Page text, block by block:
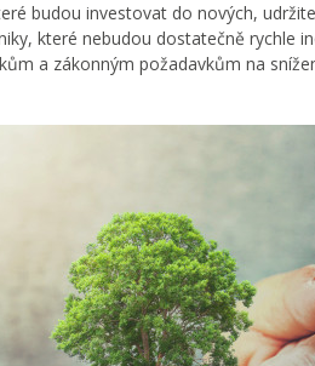
budou investovat do nových,
které nebudou dostatečně rychle
a zákonným požadavkům na